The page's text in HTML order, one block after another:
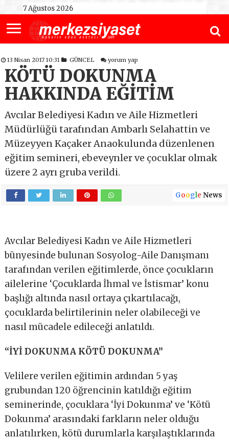
7 Ağustos 2026
13 Nisan 2017 10:31 GÜNCEL yorum yap
KÖTÜ DOKUNMA
HAKKINDA EĞİTİM
Avcılar Belediyesi Kadın ve Aile Hizmetleri
Müdürlüğü tarafından Ambarlı Selahattin ve
Müzeyyen Kaçaker Anaokulunda düzenlenen
eğitim semineri, ebeveynler ve çocuklar olmak
üzere 2 ayrı gruba verildi.
Google News
Avcılar Belediyesi Kadın ve Aile Hizmetleri
bünyesinde bulunan Sosyolog-Aile Danışmanı
tarafından verilen eğitimlerde, önce çocukların
ailelerine ‘Çocuklarda İhmal ve İstismar’ konu
başlığı altında nasıl ortaya çıkartılacağı,
çocuklarda belirtilerinin neler olabileceği ve
nasıl mücadele edileceği anlatıldı.
“İYİ DOKUNMA KÖTÜ DOKUNMA”
Velilere verilen eğitimin ardından 5 yaş
grubundan 120 öğrencinin katıldığı eğitim
seminerinde, çocuklara ‘İyi Dokunma’ ve ‘Kötü
Dokunma’ arasındaki farkların neler olduğu
anlatılırken, kötü durumlarla karşılaştıklarında